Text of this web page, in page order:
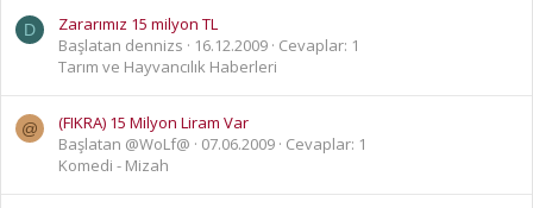
D
Zararımız 15 milyon TL
Başlatan dennizs
16.12.2009 Cevaplar: 1
Tarım ve Hayvancılık Haberleri
@
(FIKRA) 15 Milyon Liram Var
Başlatan @WoLf@
07.06.2009 Cevaplar: 1
Komedi - Mizah